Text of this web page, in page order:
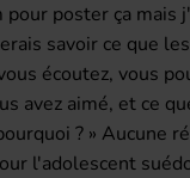
poster ça mais
savoir ce que
écoutez, vous
avez aimé, et ce
? » Aucune
l'adolescent